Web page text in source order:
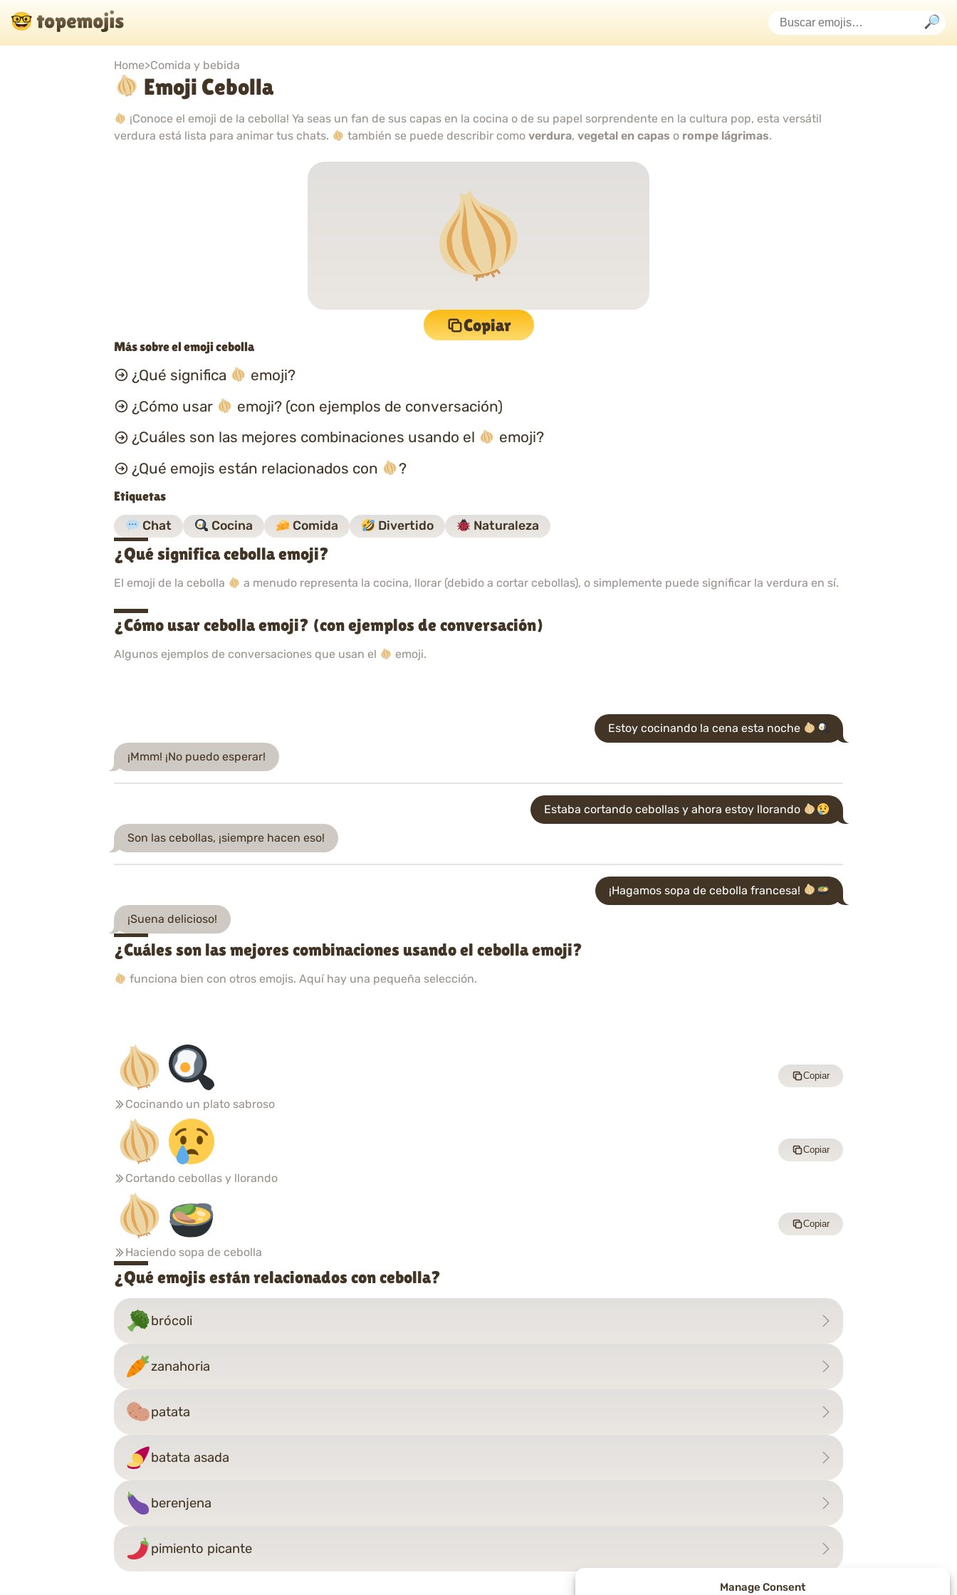
Manage Consent
Home>Comida y bebida
Emoji Cebolla
¡Conoce el emoji de la cebolla! Ya seas un fan de sus capas en la cocina o de su papel sorprendente en la cultura pop, esta versátil
verdura está lista para animar tus chats.
también se puede describir comoverdura,vegetal en capas o rompe lágrimas.
Copiar
Más sobre el emoji cebolla
¿Qué significa
emoji?
¿Cómo usar
emoji? (con ejemplos de conversación)
¿Cuáles son las mejores combinaciones usando el
emoji?
¿Qué emojis están relacionados con
?
Etiquetas
Chat Cocina Comida Divertido Naturaleza
¿Qué significa cebolla emoji?
El emoji de la cebolla a menudo representa la cocina, llorar (debido a cortar cebollas), o simplemente puede significar la verdura en sí.
¿Cómo usar cebolla emoji? (con ejemplos de conversación)
Algunos ejemplos de conversaciones que usan el emoji.
Estoy cocinando la cena esta noche
¡Mmm! ¡No puedo esperar!
Estaba cortando cebollas y ahora estoy llorando
Son las cebollas, ¡siempre hacen eso!
¡Hagamos sopa de cebolla francesa!
¡Suena delicioso!
¿Cuáles son las mejores combinaciones usando el cebolla emoji?
funciona bien con otros emojis. Aquí hay una pequeña selección.
Cocinando un plato sabroso
Copiar
Cortando cebollas y llorando
Copiar
Haciendo sopa de cebolla
Copiar
¿Qué emojis están relacionados con cebolla?
brócoli
zanahoria
patata
batata asada
berenjena
pimiento picante